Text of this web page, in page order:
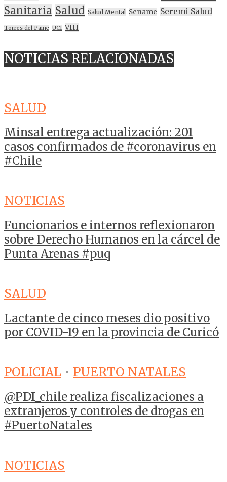
Sanitaria Salud Salud Mental Sename Seremi Salud
Torres del Paine UCI VIH
NOTICIAS RELACIONADAS
SALUD
Minsal entrega actualización: 201
casos confirmados de #coronavirus en
#Chile
NOTICIAS
Funcionarios e internos reflexionaron
sobre Derecho Humanos en la cárcel de
Punta Arenas #puq
SALUD
Lactante de cinco meses dio positivo
por COVID-19 en la provincia de Curicó
POLICIAL • PUERTO NATALES
@PDI_chile realiza fiscalizaciones a
extranjeros y controles de drogas en
#PuertoNatales
NOTICIAS